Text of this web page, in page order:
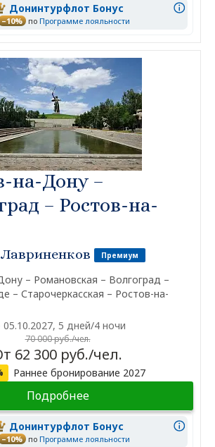
Донинтурфлот Бонус
–10% по Программе лояльности
на-Дону –
– Ростов-на-
Премиум
– Романовская – Волгоград –
– Старочеркасская – Ростов-на-
05.10.2027, 5 дней/4 ночи
70 000 руб./чел.
62 300 руб./чел.
Раннее бронирование 2027
Подробнее
Донинтурфлот Бонус
–10% по Программе лояльности